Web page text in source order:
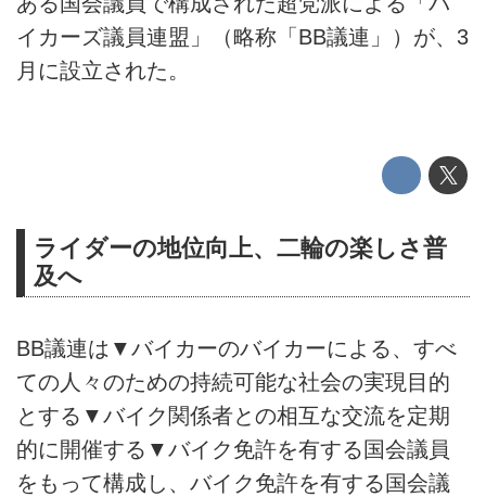
イカーズ議員連盟」（略称「BB議連」）が、3
月に設立された。
ライダーの地位向上、二輪の楽しさ普
及へ
BB議連は▼バイカーのバイカーによる、すべ
ての人々のための持続可能な社会の実現目的
とする▼バイク関係者との相互な交流を定期
的に開催する▼バイク免許を有する国会議員
をもって構成し、バイク免許を有する国会議